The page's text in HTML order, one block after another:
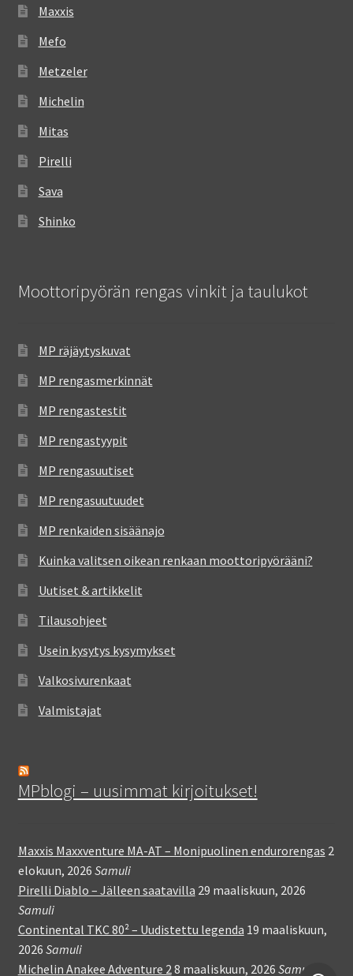
Maxxis
Mefo
Metzeler
Michelin
Mitas
Pirelli
Sava
Shinko
Moottoripyörän rengas vinkit ja taulukot
MP räjäytyskuvat
MP rengasmerkinnät
MP rengastestit
MP rengastyypit
MP rengasuutiset
MP rengasuutuudet
MP renkaiden sisäänajo
Kuinka valitsen oikean renkaan moottoripyörääni?
Uutiset & artikkelit
Tilausohjeet
Usein kysytys kysymykset
Valkosivurenkaat
Valmistajat
MPblogi – uusimmat kirjoitukset!
Maxxis Maxxventure MA-AT – Monipuolinen endurorengas 2
elokuun, 2026 Samuli
Pirelli Diablo – Jälleen saatavilla 29 maaliskuun, 2026
Samuli
Continental TKC 80² – Uudistettu legenda 19 maaliskuun,
2026 Samuli
Michelin Anakee Adventure 28 maaliskuun, 2026 Samuli